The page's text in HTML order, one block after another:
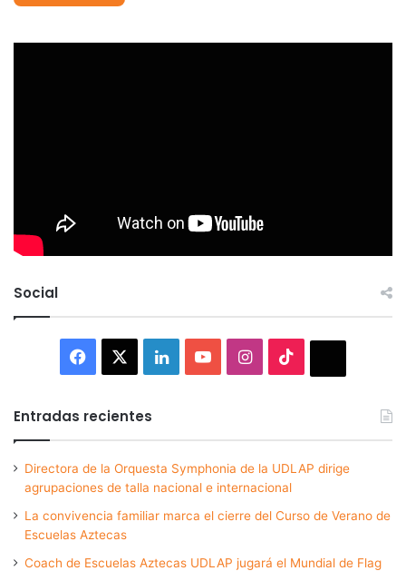
Social
Facebook LinkedInYouTubeInstagram
Entradas recientes
Directora de la Orquesta Symphonia de la UDLAP dirige
agrupaciones de talla nacional e internacional
La convivencia familiar marca el cierre del Curso de Verano de
Escuelas Aztecas
Coach de Escuelas Aztecas UDLAP jugará el Mundial de Flag